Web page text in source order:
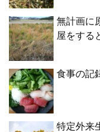
無計画に
屋をする
食事の記
特定外来